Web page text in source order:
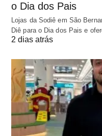
o Dia dos Pais
Lojas da Sodiê em São
Diê para o Dia dos Pais e
2 dias atrás